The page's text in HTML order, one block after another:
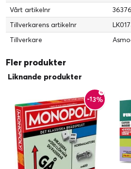
Vårt artikelnr
Tillverkarens artikelnr
Tillverkare
Fler produkter
Liknande produkter
-13%